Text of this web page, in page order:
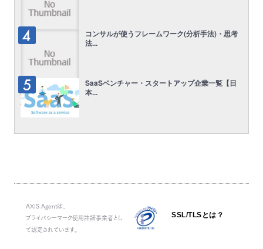
コンサルが使うフレームワーク(分析手法)・思考
法...
SaaSベンチャー・スタートアップ企業一覧【日
本...
AXIS Agentは、
プライバシーマーク使用許諾事業者とし
て認定されています。
SSL/TLSとは？